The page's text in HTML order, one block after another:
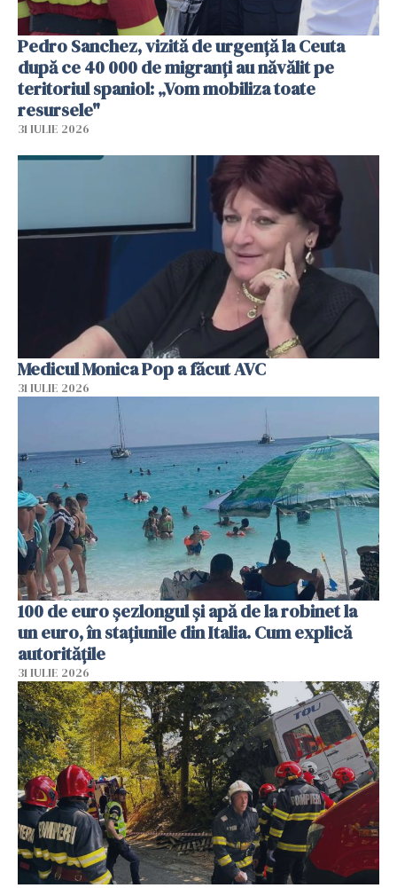
Pedro Sanchez, vizită de urgență la Ceuta
după ce 40 000 de migranți au năvălit pe
teritoriul spaniol: „Vom mobiliza toate
resursele"
31 IULIE 2026
Medicul Monica Pop a făcut AVC
31 IULIE 2026
100 de euro șezlongul și apă de la robinet la
un euro, în stațiunile din Italia. Cum explică
autoritățile
31 IULIE 2026